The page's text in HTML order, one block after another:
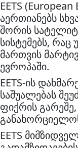
EETS
აერთიანებს
შორის
სისტემებს,
მართვის
ევროპაში.
EETS-ის
საშუალებას
ფიქრის გარეშე,
EETS